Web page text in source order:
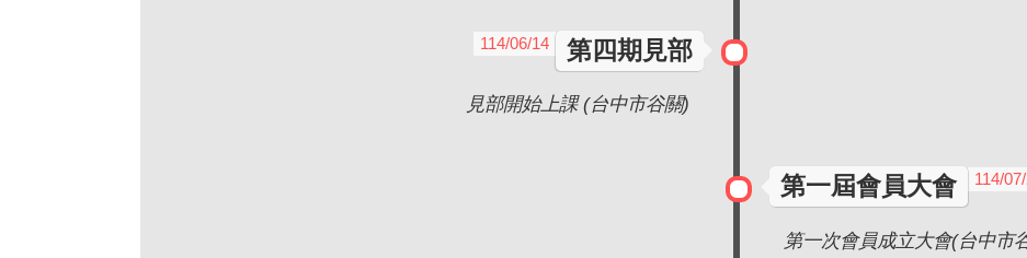
第四期見部
114/06/14
見部開始上課 (台中市谷關)
第一屆會員大會 114/
第一次會員成立大會(台中市